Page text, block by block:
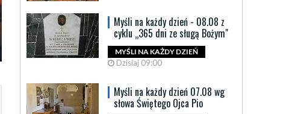
Myśli na każdy dzień - 08.08 z
cyklu „365 dni ze sługą Bożym"
MYŚLI NA KAŻDY DZIEŃ
Dzisiaj 09:00
Myśli na każdy dzień 07.08 wg
słowa Świętego Ojca Pio